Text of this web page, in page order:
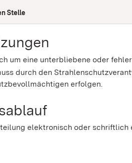
Stelle
um eine unterbliebene oder
durch den
erfolgen.
elektronisch oder schriftlich